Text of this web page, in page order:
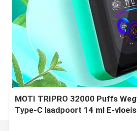
MOTI TRIPRO 32000 Puffs
Type-C laadpoort 14 ml E-